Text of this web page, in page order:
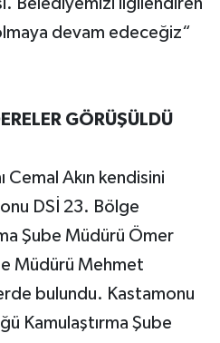
devam edeceğiz“
GÖRÜŞÜLDÜ
Cemal Akın kendisini
DSİ 23. Bölge
Şube Müdürü Ömer
Müdürü Mehmet
bulundu. Kastamonu
Kamulaştırma Şube